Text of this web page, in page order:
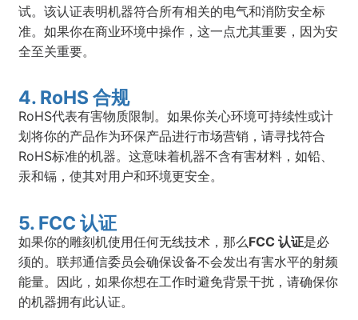
试。该认证表明机器符合所有相关的电气和消防安全标
准。如果你在商业环境中操作，这一点尤其重要，因为安
全至关重要。
4. RoHS 合规
RoHS代表有害物质限制。如果你关心环境可持续性或计
划将你的产品作为环保产品进行市场营销，请寻找符合
RoHS标准的机器。这意味着机器不含有害材料，如铅、
汞和镉，使其对用户和环境更安全。
5. FCC 认证
如果你的雕刻机使用任何无线技术，那么FCC 认证是必
须的。联邦通信委员会确保设备不会发出有害水平的射频
能量。因此，如果你想在工作时避免背景干扰，请确保你
的机器拥有此认证。